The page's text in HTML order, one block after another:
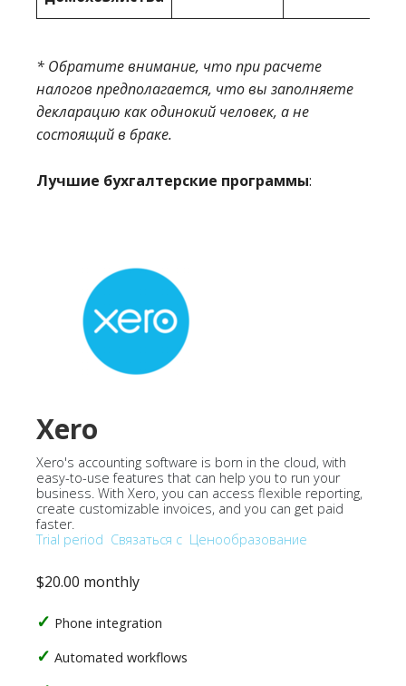
* Обратите внимание, что при расчете
налогов предполагается, что вы заполняете
декларацию как одинокий человек, а не
состоящий в браке.
Лучшие бухгалтерские программы:
Xero
Xero's accounting software is born in the cloud, with
easy-to-use features that can help you to run your
business. With Xero, you can access flexible reporting,
create customizable invoices, and you can get paid
faster.
Trial period Связаться с Ценообразование
$20.00 monthly
Phone integration
Automated workflows